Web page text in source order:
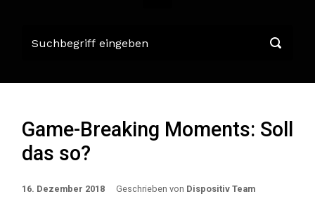
Game-Breaking Moments: Soll
das so?
16. Dezember 2018 Geschrieben von Dispositiv Team